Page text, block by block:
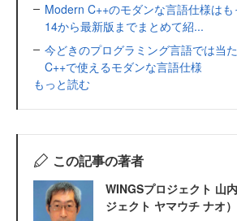
Modern C++のモダンな言語仕様は
14から最新版までまとめて紹...
今どきのプログラミング言語では当
C++で使えるモダンな言語仕様
もっと読む
この記事の著者
WINGSプロジェクト 山
ジェクト ヤマウチ ナオ）